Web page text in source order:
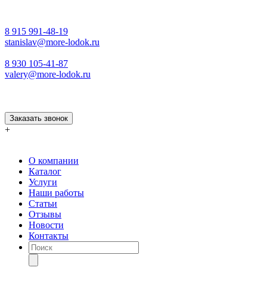
8 915 991-48-19
stanislav@more-lodok.ru
8 930 105-41-87
valery@more-lodok.ru
Заказать звонок
+
О компании
Каталог
Услуги
Наши работы
Статьи
Отзывы
Новости
Контакты
Поиск
товаров